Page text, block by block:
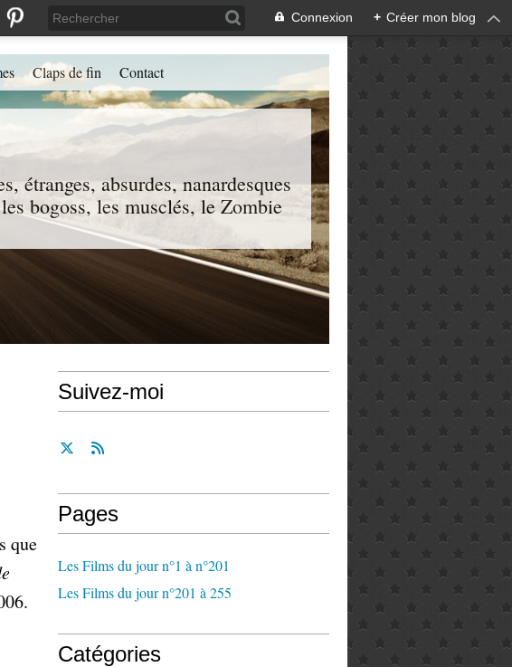
Connexion + Créer mon blog
étranges, absurdes, nanardesques
bogoss, les musclés, le Zombie
Claps de fin Contact
que
Suivez-moi
Pages
Les Films du jour n°1 à n°201
Les Films du jour n°201 à 255
Catégories